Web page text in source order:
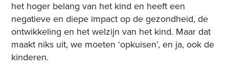
het hoger belang van het kind en heeft een
negatieve en diepe impact op de gezondheid, de
ontwikkeling en het welzijn van het kind. Maar dat
maakt niks uit, we moeten ‘opkuisen’, en ja, ook de
kinderen.